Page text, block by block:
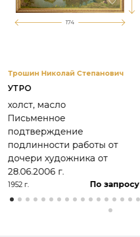
174
Трошин Николай Степанович
УТРО
холст, масло
Письменное
подтверждение
подлинности работы от
дочери художника от
28.06.2006 г.
1952 г. По запросу